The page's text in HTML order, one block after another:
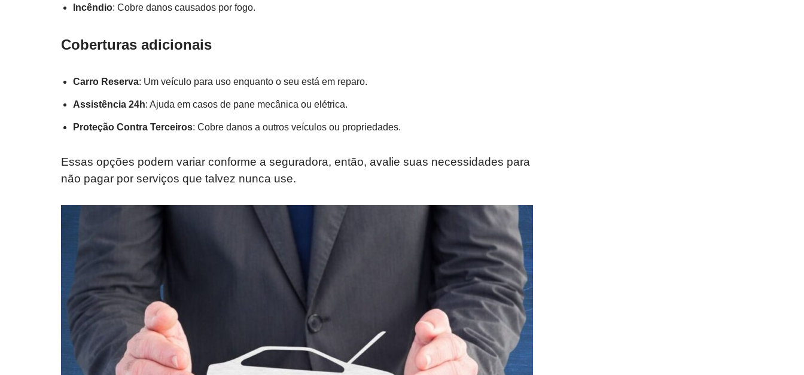
Incêndio: Cobre danos causados por fogo.
Coberturas adicionais
Carro Reserva: Um veículo para uso enquanto o seu está em reparo.
Assistência 24h: Ajuda em casos de pane mecânica ou elétrica.
Proteção Contra Terceiros: Cobre danos a outros veículos ou propriedades.
Essas opções podem variar conforme a seguradora, então, avalie suas necessidades para
não pagar por serviços que talvez nunca use.